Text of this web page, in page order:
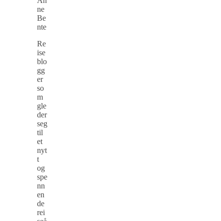
ne
Be
nte
Re
ise
blo
gg
er
so
m
gle
der
seg
til
et
nyt
t
og
spe
nn
en
de
rei